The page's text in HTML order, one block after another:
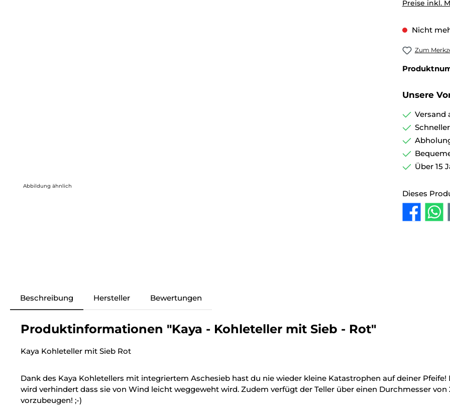
Abbildung ähnlich
Preise inkl.
Nicht
Zum
Unsere
Versand
Über 15
Dieses
Beschreibung Hersteller Bewertungen
Produktinformationen "Kaya - Kohleteller mit Sieb - Rot"
Kaya Kohleteller mit Sieb Rot
Dank des Kaya Kohletellers mit integriertem Aschesieb hast du nie wieder kleine Katastrophen auf deiner
wird verhindert dass sie von Wind leicht weggeweht wird. Zudem verfügt der Teller über einen Durchmesser
vorzubeugen! ;-)